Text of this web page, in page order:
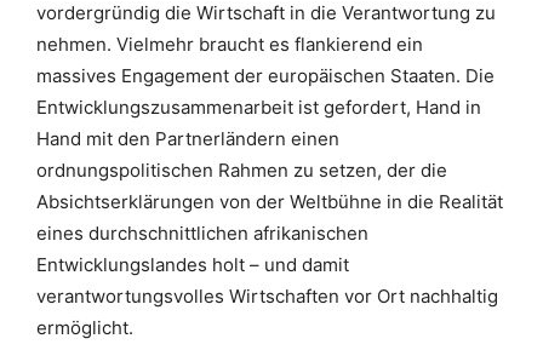
vordergründig die Wirtschaft in die Verantwortung zu
nehmen. Vielmehr braucht es flankierend ein
massives Engagement der europäischen Staaten. Die
Entwicklungszusammenarbeit ist gefordert, Hand in
Hand mit den Partnerländern einen
ordnungspolitischen Rahmen zu setzen, der die
Absichtserklärungen von der Weltbühne in die Realität
eines durchschnittlichen afrikanischen
Entwicklungslandes holt – und damit
verantwortungsvolles Wirtschaften vor Ort nachhaltig
ermöglicht.